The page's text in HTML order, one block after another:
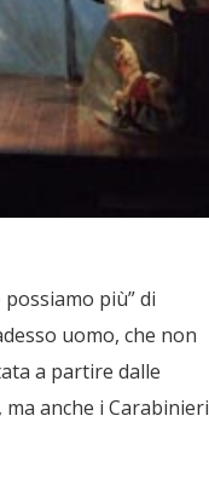
più” di
uomo, che non
a partire dalle
anche i Carabinieri